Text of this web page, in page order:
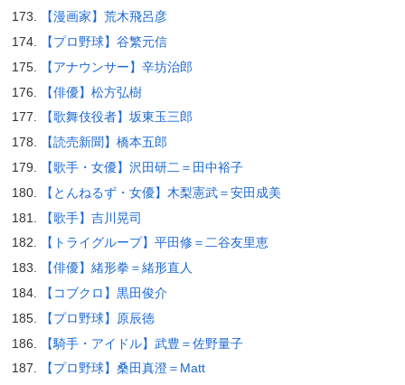
【漫画家】荒木飛呂彦
【プロ野球】谷繁元信
【アナウンサー】辛坊治郎
【俳優】松方弘樹
【歌舞伎役者】坂東玉三郎
【読売新聞】橋本五郎
【歌手・女優】沢田研二＝田中裕子
【とんねるず・女優】木梨憲武＝安田成美
【歌手】吉川晃司
【トライグループ】平田修＝二谷友里恵
【俳優】緒形拳＝緒形直人
【コブクロ】黒田俊介
【プロ野球】原辰徳
【騎手・アイドル】武豊＝佐野量子
【プロ野球】桑田真澄＝Matt